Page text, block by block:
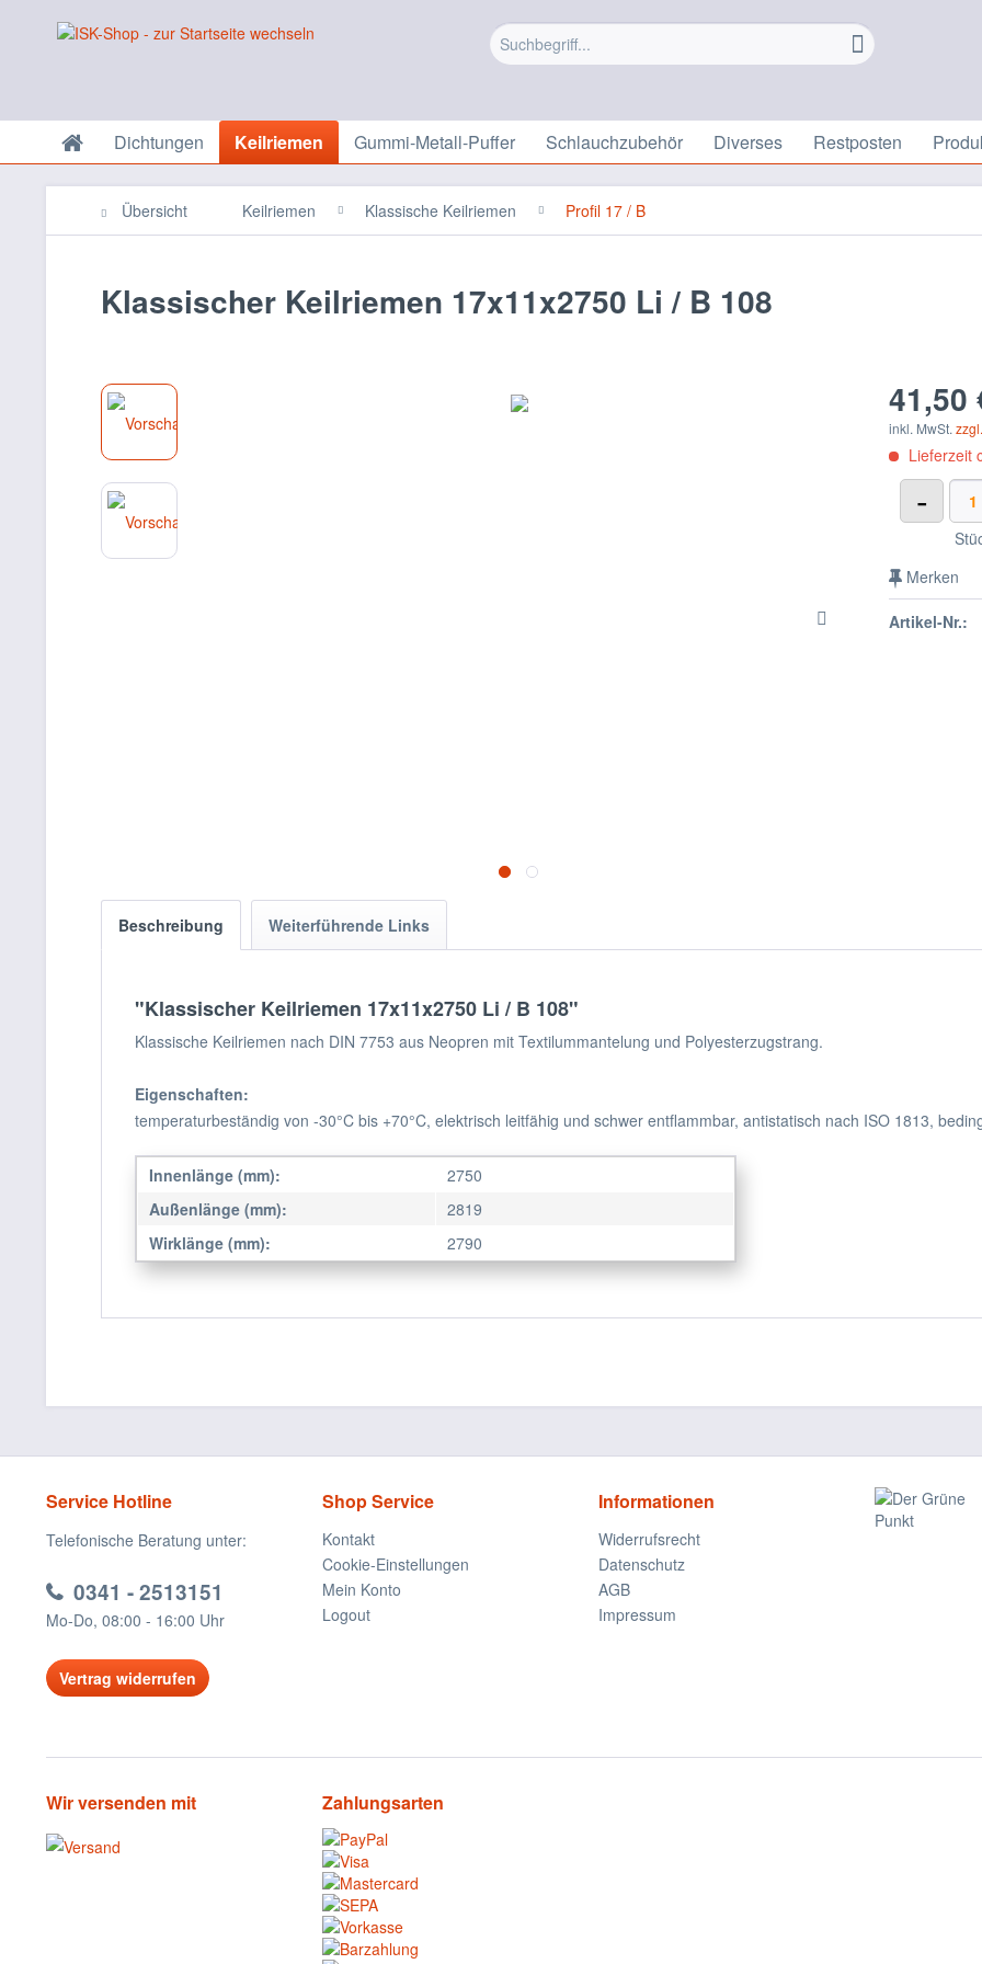
Dichtungen Keilriemen Gummi-Metall-Puffer Schlauchzubehör Diverses Restposten
Übersicht Keilriemen Klassische Keilriemen Profil 17 / B
Klassischer Keilriemen 17x11x2750 Li / B 108
41,50
inkl. MwSt.
Lieferzeit
-
Merken
Artikel-Nr.:
Beschreibung Weiterführende Links
"Klassischer Keilriemen 17x11x2750 Li / B 108"
Klassische Keilriemen nach DIN 7753 aus Neopren mit Textilummantelung und Polyesterzugstrang.
Eigenschaften:
temperaturbeständig von -30°C bis +70°C, elektrisch leitfähig und schwer entflammbar, antistatisch nach ISO 1813,
Innenlänge (mm):
2750
Außenlänge (mm):
2819
Wirklänge (mm):
2790
Service Hotline
Telefonische Beratung unter:
0341 - 2513151
Mo-Do, 08:00 - 16:00 Uhr
Vertrag widerrufen
Shop Service
Kontakt
Cookie-Einstellungen
Mein Konto
Logout
Informationen
Widerrufsrecht
Datenschutz
AGB
Impressum
Wir versenden mit Zahlungsarten